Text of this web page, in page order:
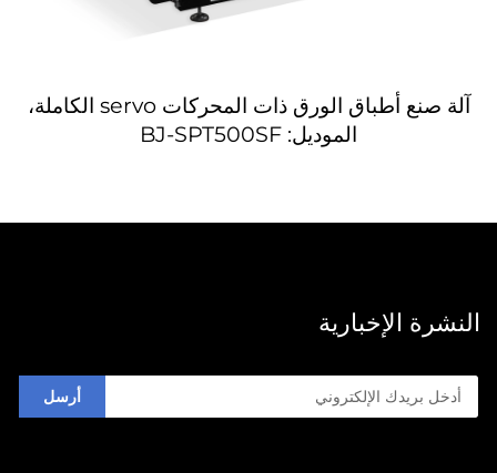
آلة صنع أطباق الورق ذات المحركات servo الكاملة،
الموديل: BJ-SPT500SF
النشرة الإخبارية
أرسل